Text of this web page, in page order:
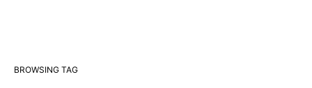
BROWSING TAG